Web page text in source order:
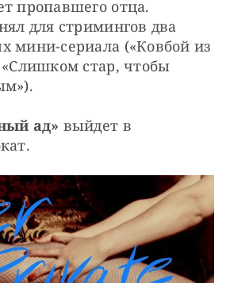
пропавшего отца.
для стримингов два
мини-сериала («Ковбой из
«Слишком стар, чтобы
ад» выйдет в